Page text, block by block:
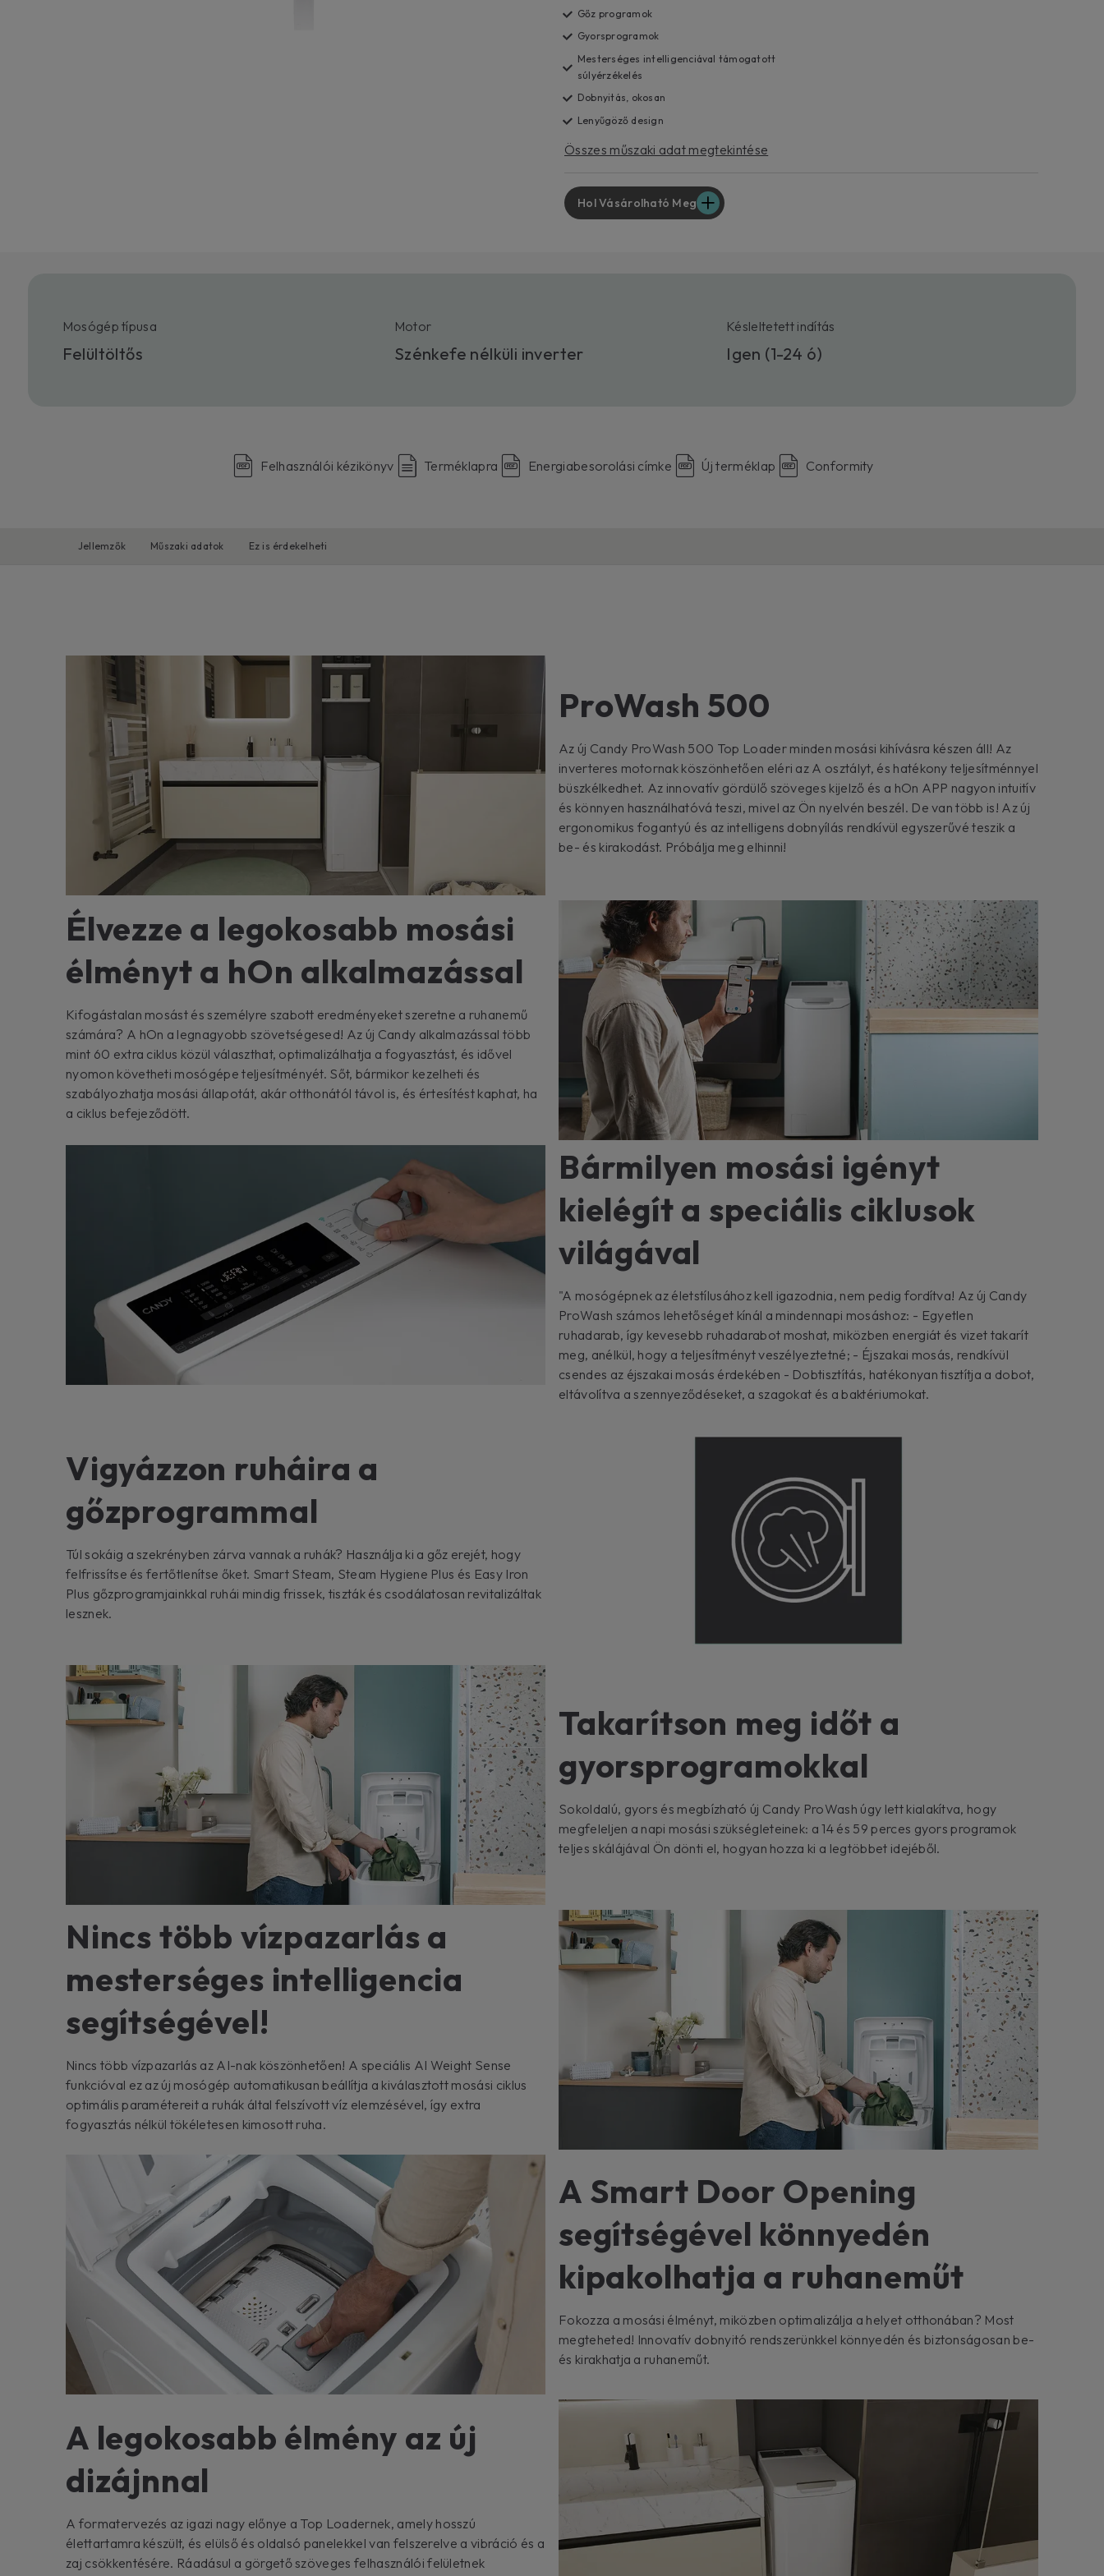
Gőz programok
Gyorsprogramok
Mesterséges intelligenciával támogatott
súlyérzékelés
Dobnyitás, okosan
Lenyűgöző design
Összes műszaki adat megtekintése
Hol Vásárolható Meg
Mosógép típusa
Felültöltős
Motor
Szénkefe nélküli inverter
Késleltetett indítás
Igen (1-24 ó)
Felhasználói kézikönyv Terméklapra Energiabesorolási címke Új terméklap Conformity
Jellemzők Műszaki adatok Ez is érdekelheti
ProWash 500
Az új Candy ProWash 500 Top Loader minden mosási kihívásra készen áll! Az
inverteres motornak köszönhetően eléri az A osztályt, és hatékony teljesítménnyel
büszkélkedhet. Az innovatív gördülő szöveges kijelző és a hOn APP nagyon intuitív
és könnyen használhatóvá teszi, mivel az Ön nyelvén beszél. De van több is! Az új
ergonomikus fogantyú és az intelligens dobnyílás rendkívül egyszerűvé teszik a
be- és kirakodást. Próbálja meg elhinni!
Élvezze a legokosabb mosási
élményt a hOn alkalmazással
Kifogástalan mosást és személyre szabott eredményeket szeretne a ruhanemű
számára? A hOn a legnagyobb szövetségesed! Az új Candy alkalmazással több
mint 60 extra ciklus közül választhat, optimalizálhatja a fogyasztást, és idővel
nyomon követheti mosógépe teljesítményét. Sőt, bármikor kezelheti és
szabályozhatja mosási állapotát, akár otthonától távol is, és értesítést kaphat, ha
a ciklus befejeződött.
Bármilyen mosási igényt
kielégít a speciális ciklusok
világával
"A mosógépnek az életstílusához kell igazodnia, nem pedig fordítva! Az új Candy
ProWash számos lehetőséget kínál a mindennapi mosáshoz: - Egyetlen
ruhadarab, így kevesebb ruhadarabot moshat, miközben energiát és vizet takarít
meg, anélkül, hogy a teljesítményt veszélyeztetné; - Éjszakai mosás, rendkívül
csendes az éjszakai mosás érdekében - Dobtisztítás, hatékonyan tisztítja a dobot,
eltávolítva a szennyeződéseket, a szagokat és a baktériumokat.
Vigyázzon ruháira a
gőzprogrammal
Túl sokáig a szekrényben zárva vannak a ruhák? Használja ki a gőz erejét, hogy
felfrissítse és fertőtlenítse őket. Smart Steam, Steam Hygiene Plus és Easy Iron
Plus gőzprogramjainkkal ruhái mindig frissek, tiszták és csodálatosan revitalizáltak
lesznek.
Takarítson meg időt a
gyorsprogramokkal
Sokoldalú, gyors és megbízható új Candy ProWash úgy lett kialakítva, hogy
megfeleljen a napi mosási szükségleteinek: a 14 és 59 perces gyors programok
teljes skálájával Ön dönti el, hogyan hozza ki a legtöbbet idejéből.
Nincs több vízpazarlás a
mesterséges intelligencia
segítségével!
Nincs több vízpazarlás az AI-nak köszönhetően! A speciális AI Weight Sense
funkcióval ez az új mosógép automatikusan beállítja a kiválasztott mosási ciklus
optimális paramétereit a ruhák által felszívott víz elemzésével, így extra
fogyasztás nélkül tökéletesen kimosott ruha.
A Smart Door Opening
segítségével könnyedén
kipakolhatja a ruhaneműt
Fokozza a mosási élményt, miközben optimalizálja a helyet otthonában? Most
megteheted! Innovatív dobnyitó rendszerünkkel könnyedén és biztonságosan be-
és kirakhatja a ruhaneműt.
A legokosabb élmény az új
dizájnnal
A formatervezés az igazi nagy előnye a Top Loadernek, amely hosszú
élettartamra készült, és elülső és oldalsó panelekkel van felszerelve a vibráció és a
zaj csökkentésére. Ráadásul a görgető szöveges felhasználói felületnek